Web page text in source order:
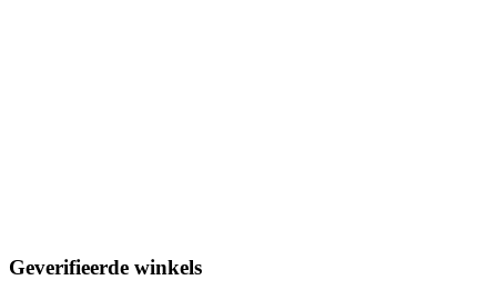
Geverifieerde winkels